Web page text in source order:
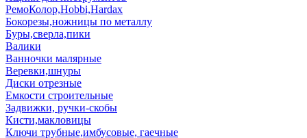
РемоКолор,Hobbi,Hardax
Бокорезы,ножницы по металлу
Буры,сверла,пики
Валики
Ванночки малярные
Веревки,шнуры
Диски отрезные
Емкости строительные
Задвижки, ручки-скобы
Кисти,макловицы
Ключи трубные,имбусовые, гаечные